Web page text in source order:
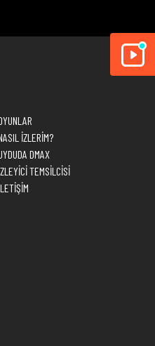
İZLERİM?
DMAX
TEMSİLCİSİ